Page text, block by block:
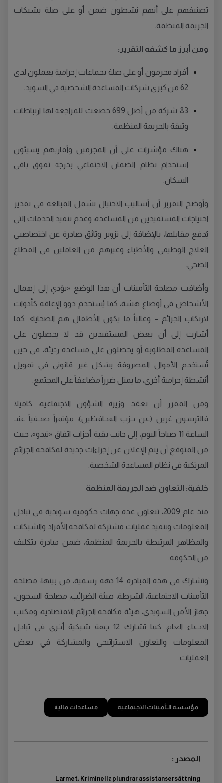
تصنيفهم على أنهم نشطون ضمن أو على صلة بشبكات
الجريمة المنظمة.
ومن أبرز ما كشفه التقرير:
أفراد مجرمون أو على صلة بجماعات إجرامية يعملون لدى
62 من كبرى شركات المساعدة الشخصية في السويد.
83 شركة من أصل 699 خضعت للمراجعة لها ارتباطات
وثيقة بالجريمة المنظمة.
هناك مؤشرات على أن المجرمين وأقاربهم يسيئون
استخدام نظام الضمان الاجتماعي بدرجة تفوق باقي
السكان.
وأوضح التقرير أن أساليب الاحتيال تشمل المبالغة في تقدير
احتياجات المستفيدين من المساعدة، وعدم تنفيذ الخدمات التي
يُدفع مقابلها، بالإضافة إلى تزوير وثائق صادرة عن اختصاصيي
العلاج الوظيفي والأطباء وغيرهم من العاملين في القطاع
الصحي.
وأضافت مصلحة التأمينات أن هذا الوضع «يؤدي إلى إهمال
الأشخاص في أوضاع هشة، كما يُستخدم ذوو الإعاقة كأدوات
لارتكاب الجرائم – وغالباً ما يكون الأطفال هم الضحايا». كما
أشارت إلى أن بعض المستفيدين قد لا يحصلون على
المساعدة المطلوبة أو يحصلون على مساعدة رديئة، في حين
تُستخدم الأموال المصروفة بشكل غير قانوني في تمويل
أنشطة إجرامية أخرى، ما يمثل ضرراً مضاعفاً على المجتمع.
ومن المقرر أن تعقد وزيرة الشؤون الاجتماعية، كاميلا
فالترسون غرين (عن حزب المحافظين)، مؤتمراً صحفياً عند
الساعة 11 صباحاً اليوم، إلى جانب بقية أحزاب اتفاق «تيدو»، حيث
من المتوقع أن يتم الإعلان عن إجراءات جديدة لمكافحة الجرائم
المرتكبة في نظام المساعدة الشخصية.
خلفية: التعاون ضد الجريمة المنظمة
منذ عام 2009، تتعاون عدة جهات حكومية سويدية في تبادل
المعلومات وتنفيذ عمليات مشتركة لمكافحة الأفراد والشبكات
والمظاهر المرتبطة بالجريمة المنظمة، ضمن مبادرة بتكليف
من الحكومة.
وتشارك في هذه المبادرة 14 جهة رسمية، من بينها: مصلحة
التأمينات الاجتماعية، الشرطة، هيئة الضرائب، مصلحة السجون،
جهاز الأمن السويدي، هيئة مكافحة الجرائم الاقتصادية، ومكتب
الادعاء العام. كما تشارك 12 جهة شبكية أخرى في تبادل
المعلومات والتعاون الاستراتيجي والمشاركة في بعض
العمليات.
مؤسسة التأمينات الاجتماعية مساعدات مالية
المصدر :
Larmet: Kriminella plundrar assistansersättning